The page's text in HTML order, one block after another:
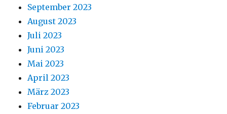
September 2023
August 2023
Juli 2023
Juni 2023
Mai 2023
April 2023
März 2023
Februar 2023